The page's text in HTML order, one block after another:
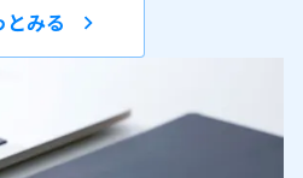
とみる